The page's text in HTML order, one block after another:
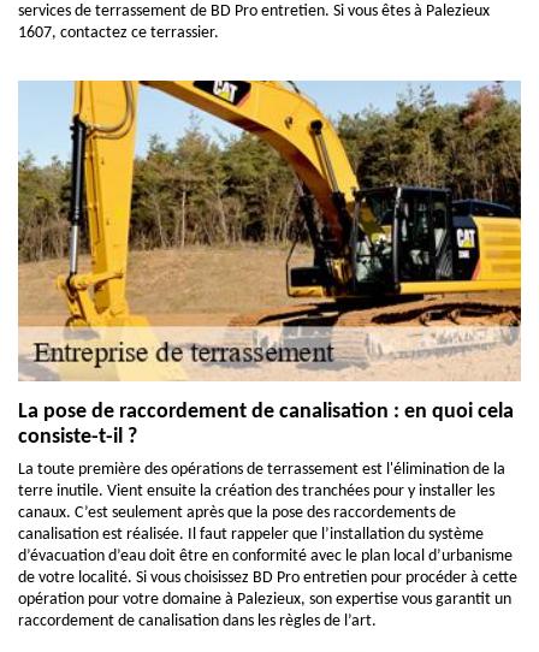
services de terrassement de BD Pro entretien. Si vous êtes à Palezieux
1607, contactez ce terrassier.
La pose de raccordement de canalisation : en quoi cela
consiste-t-il ?
La toute première des opérations de terrassement est l'élimination de la
terre inutile. Vient ensuite la création des tranchées pour y installer les
canaux. C’est seulement après que la pose des raccordements de
canalisation est réalisée. Il faut rappeler que l’installation du système
d’évacuation d’eau doit être en conformité avec le plan local d’urbanisme
de votre localité. Si vous choisissez BD Pro entretien pour procéder à cette
opération pour votre domaine à Palezieux, son expertise vous garantit un
raccordement de canalisation dans les règles de l’art.